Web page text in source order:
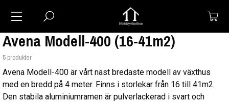
Avena Modell-400 (16-41m2)
5 produkter
Avena Modell-400 är vårt näst bredaste modell av växthus
med en bredd på 4 meter. Finns i storlekar från 16 till 41m2.
Den stabila aluminiumramen är pulverlackerad i svart och